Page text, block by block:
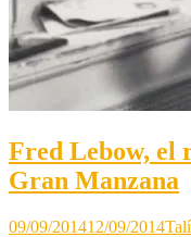
Fred Lebow, el
Gran Manzana
09/09/201412/09/2014